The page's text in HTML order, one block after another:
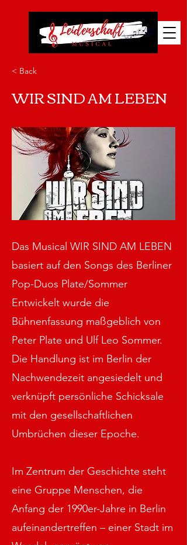
< Back
WIR SIND AM LEBEN
Das Musical WIR SIND AM LEBEN
basiert auf den Songs des Berliner
Pop-Duos Plate/Sommer
Entwickelt wurde die
Bühnenfassung maßgeblich von
Peter Plate und Ulf Leo Sommer.
Die Handlung ist im Berlin der
Nachwendezeit angesiedelt und
verknüpft persönliche Schicksale
mit den gesellschaftlichen
Umbrüchen dieser Epoche.
Im Zentrum der Geschichte steht
eine Gruppe Menschen, die
Anfang der 1990er-Jahre in Berlin
aufeinandertreffen – einer Stadt im